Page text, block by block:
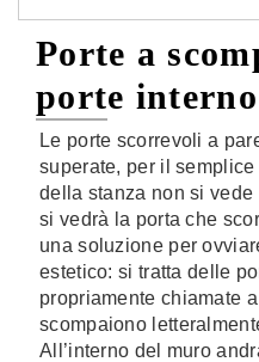
Porte a
porte
Le porte scorrevoli a
superate, per il
della stanza non si vede
si vedrà la porta che
una soluzione per
estetico: si tratta delle
propriamente chiamate
scompaiono
All’interno del muro